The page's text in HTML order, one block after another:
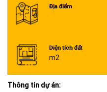
Địa điểm
Diện tích đất
m2
Thông tin dự án: